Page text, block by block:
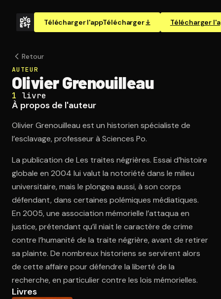
Télécharger l'appTélécharger Télécharger
Ouvre l'app Appareil photo, pointe sur le code. C'est gratuit à
Retour
AUTEUR
Olivier Grenouilleau
1 livre
À propos de l'auteur
Olivier Grenouilleau est un historien spécialiste de
l’esclavage, professeur à Sciences Po.
La publication de Les traites négrières. Essai d’histoire
globale en 2004 lui valut la notoriété dans le milieu
universitaire, mais le plongea aussi, à son corps
défendant, dans certaines polémiques médiatiques.
En 2005, une association mémorielle l’attaqua en
justice, prétendant qu’il niait le caractère de crime
contre l’humanité de la traite négrière, avant de retirer
sa plainte. De nombreux historiens se servirent alors
de cette affaire pour défendre la liberté de la
recherche, en particulier contre les lois mémorielles.
Livres